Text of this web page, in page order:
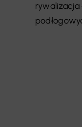
rywalizacja